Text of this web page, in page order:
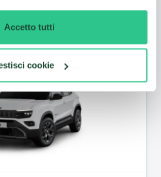
Accetto tutti
cookie